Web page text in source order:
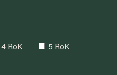
4 RoK 5 RoK